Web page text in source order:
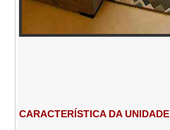
CARACTERÍSTICA DA UNIDADE